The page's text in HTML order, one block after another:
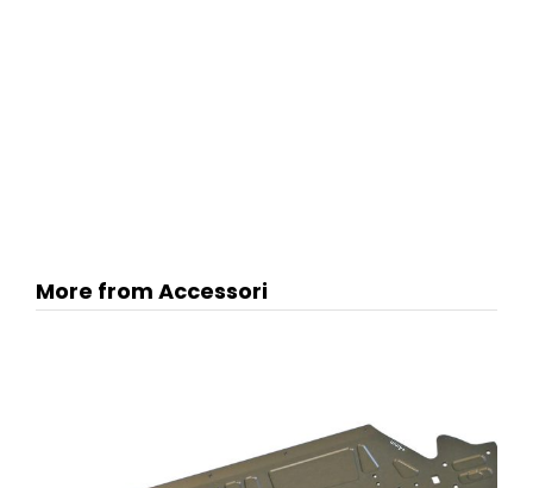
More from Accessori